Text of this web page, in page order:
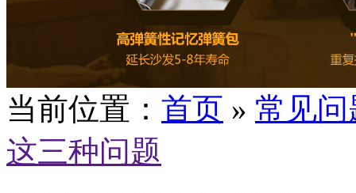
当前位置： 首页 » 常见问
这三种问题